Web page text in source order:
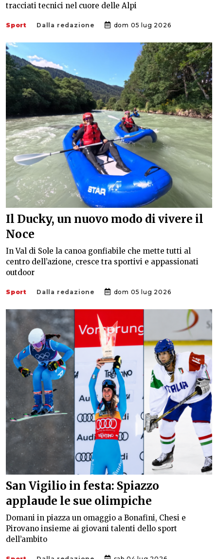
tracciati tecnici nel cuore delle Alpi
Sport Dalla redazione dom 05 lug 2026
Il Ducky, un nuovo modo di vivere il
Noce
In Val di Sole la canoa gonfiabile che mette tutti al
centro dell’azione, cresce tra sportivi e appassionati
outdoor
Sport Dalla redazione dom 05 lug 2026
San Vigilio in festa: Spiazzo
applaude le sue olimpiche
Domani in piazza un omaggio a Bonafini, Chesi e
Pirovano insieme ai giovani talenti dello sport
dell’ambito